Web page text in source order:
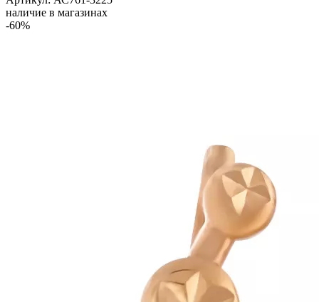
наличие в магазинах
-60%